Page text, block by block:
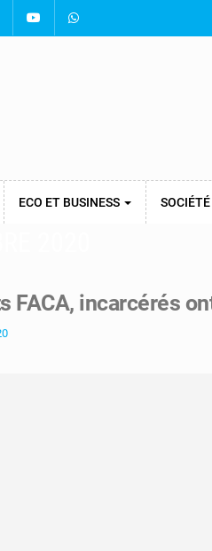
ECO ET BUSINESS SOCIÉTÉ
FACA, incarcérés